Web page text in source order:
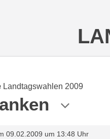
Landtagswahlen 2009
09.02.2009 um 13:48 Uhr